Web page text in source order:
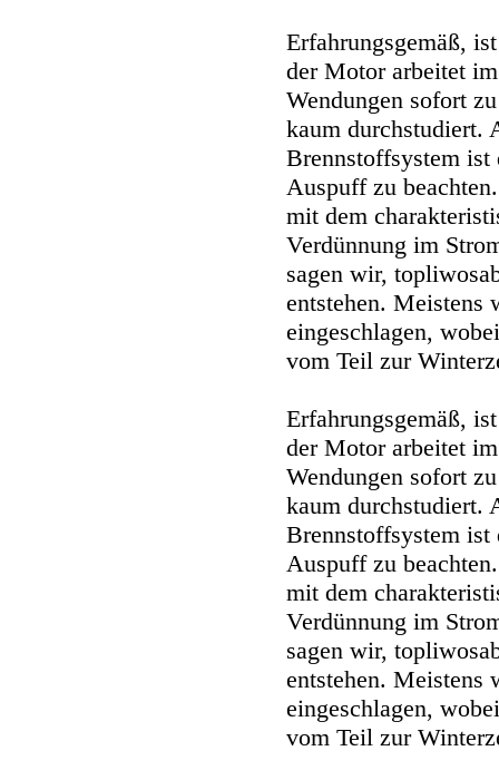
Erfahrungsgemäß,
der Motor arbeitet
Wendungen sofort
kaum durchstudiert.
Brennstoffsystem ist
Auspuff zu
mit dem
Verdünnung im
sagen wir,
entstehen. Meistens
eingeschlagen,
vom Teil zur
Erfahrungsgemäß,
der Motor arbeitet
Wendungen sofort
kaum durchstudiert.
Brennstoffsystem ist
Auspuff zu
mit dem
Verdünnung im
sagen wir,
entstehen. Meistens
eingeschlagen,
vom Teil zur